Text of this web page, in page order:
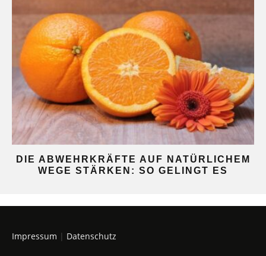
DIE ABWEHRKRÄFTE AUF NATÜRLICHEM
WEGE STÄRKEN: SO GELINGT ES
Impressum | Datenschutz